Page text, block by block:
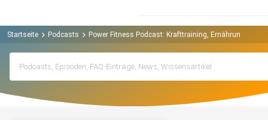
Startseite Podcasts Power Fitness Podcast: Krafttraining, Ernährung,